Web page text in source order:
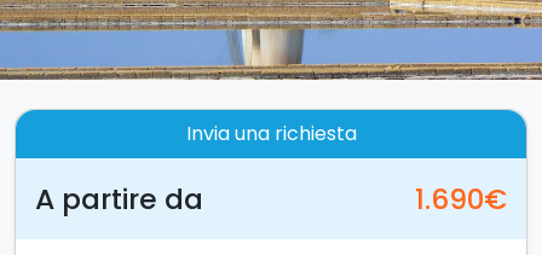
Invia una richiesta
A partire da 1.690€